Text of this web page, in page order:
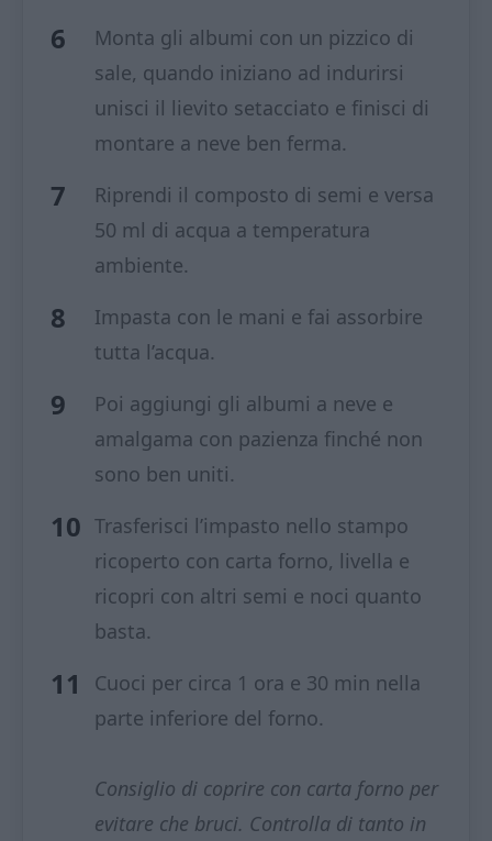
Monta gli albumi con un pizzico di
sale, quando iniziano ad indurirsi
unisci il lievito setacciato e finisci di
montare a neve ben ferma.
Riprendi il composto di semi e versa
50 ml di acqua a temperatura
ambiente.
Impasta con le mani e fai assorbire
tutta l’acqua.
Poi aggiungi gli albumi a neve e
amalgama con pazienza finché non
sono ben uniti.
Trasferisci l’impasto nello stampo
ricoperto con carta forno, livella e
ricopri con altri semi e noci quanto
basta.
Cuoci per circa 1 ora e 30 min nella
parte inferiore del forno.
Consiglio di coprire con carta forno per
evitare che bruci. Controlla di tanto in